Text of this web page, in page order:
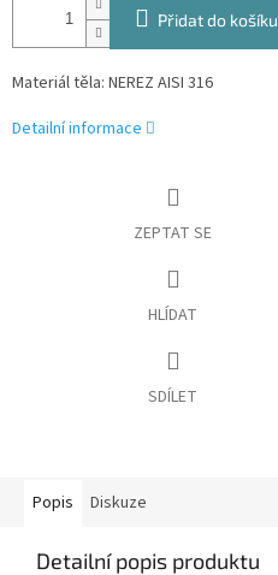
Přidat do košíku
Materiál těla: NEREZ AISI 316
Detailní informace
ZEPTAT SE
HLÍDAT
SDÍLET
Popis Diskuze
Detailní popis produktu